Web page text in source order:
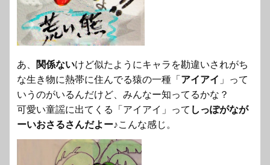
あ、 関係ないけど似たようにキャラを勘違いされがち
な生き物に熱帯に住んでる猿の一種「アイアイ 」って
いうのがいるんだけど、みんなー知ってるかな？
可愛い童謡に出てくる「アイアイ」 って しっぽがなが
ーいおさるさんだよー♪こんな感じ。